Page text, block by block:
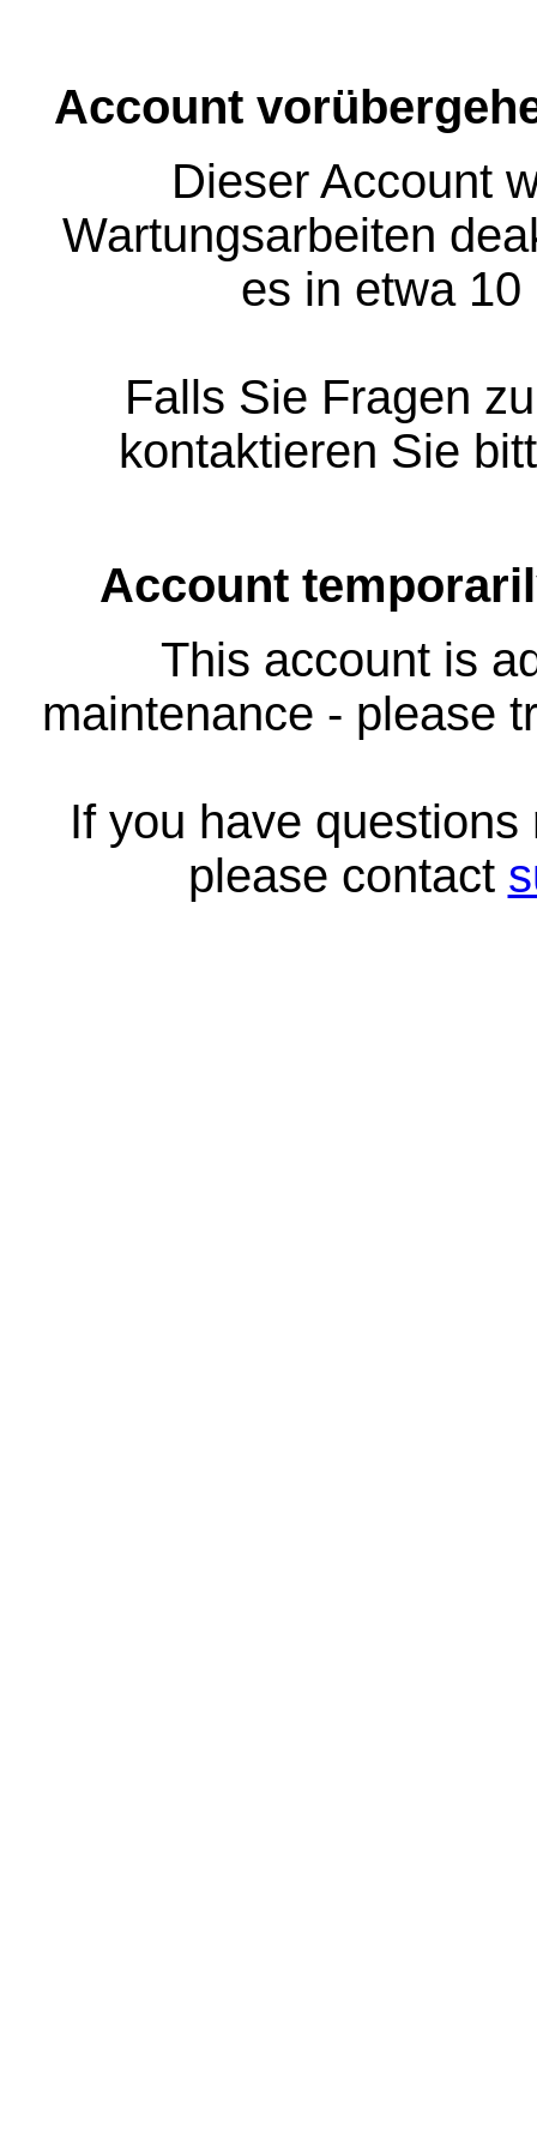
Account
Dieser Account
Wartungsarbeiten
es in etwa
Falls Sie Fragen
kontaktieren Sie
Account
This account is
maintenance - please
If you have
please contact